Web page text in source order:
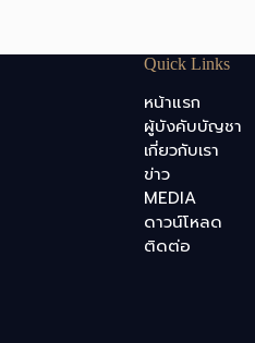
Quick Links
หน้าแรก
ผู้บังคับบัญชา
เกี่ยวกับเรา
ข่าว
MEDIA
ดาวน์โหลด
ติดต่อ